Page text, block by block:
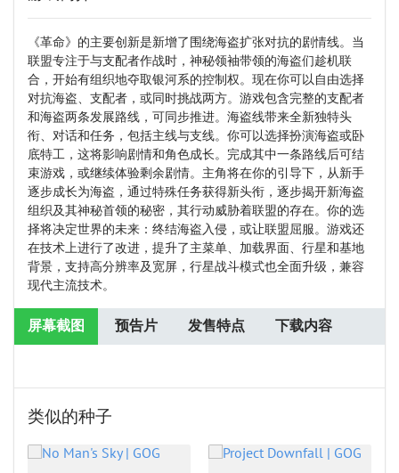
《革命》的主要创新是新增了围绕海盗扩张对抗的剧情线。当
联盟专注于与支配者作战时，神秘领袖带领的海盗们趁机联
合，开始有组织地夺取银河系的控制权。现在你可以自由选择
对抗海盗、支配者，或同时挑战两方。游戏包含完整的支配者
和海盗两条发展路线，可同步推进。海盗线带来全新独特头
衔、对话和任务，包括主线与支线。你可以选择扮演海盗或卧
底特工，这将影响剧情和角色成长。完成其中一条路线后可结
束游戏，或继续体验剩余剧情。主角将在你的引导下，从新手
逐步成长为海盗，通过特殊任务获得新头衔，逐步揭开新海盗
组织及其神秘首领的秘密，其行动威胁着联盟的存在。你的选
择将决定世界的未来：终结海盗入侵，或让联盟屈服。游戏还
在技术上进行了改进，提升了主菜单、加载界面、行星和基地
背景，支持高分辨率及宽屏，行星战斗模式也全面升级，兼容
现代主流技术。
屏幕截图 预告片 发售特点 下载内容
类似的种子